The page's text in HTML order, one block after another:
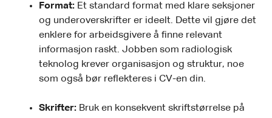
Format: Et standard format med klare seksjoner
og underoverskrifter er ideelt. Dette vil gjøre det
enklere for arbeidsgivere å finne relevant
informasjon raskt. Jobben som radiologisk
teknolog krever organisasjon og struktur, noe
som også bør reflekteres i CV-en din.
Skrifter: Bruk en konsekvent skriftstørrelse på